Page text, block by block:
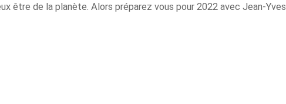
être de la planète. Alors préparez vous pour 2022 avec Jean-Yves